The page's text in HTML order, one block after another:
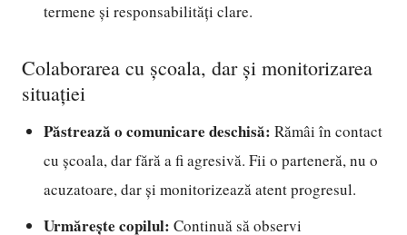
termene și responsabilități clare.
Colaborarea cu școala, dar și monitorizarea
situației
Păstrează o comunicare deschisă: Rămâi în contact
cu școala, dar fără a fi agresivă. Fii o parteneră, nu o
acuzatoare, dar și monitorizează atent progresul.
Urmărește copilul: Continuă să observi